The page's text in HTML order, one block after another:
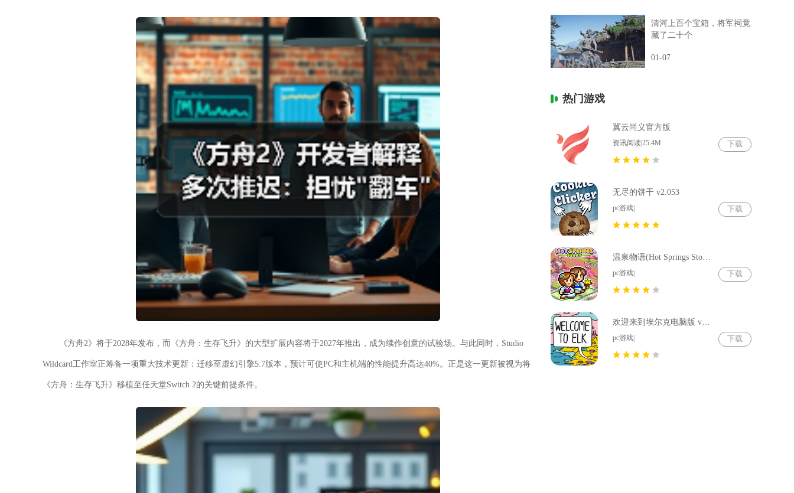
《方舟2》将于2028年发布，而《方舟：生存飞升》的大型扩展内容将于2027年推出，成为续作创意的试验场。与此同时，Studio
Wildcard工作室正筹备一项重大技术更新：迁移至虚幻引擎5.7版本，预计可使PC和主机端的性能提升高达40%。正是这一更新被视为将
《方舟：生存飞升》移植至任天堂Switch 2的关键前提条件。
清河上百个宝箱，将军祠竟
藏了二十个
01-07
热门游戏
冀云尚义官方版
资讯阅读|25.4M 下载
无尽的饼干 v2.053
pc游戏| 下载
温泉物语(Hot Springs Story) v2.79
pc游戏| 下载
欢迎来到埃尔克电脑版 v1.22.4
pc游戏| 下载